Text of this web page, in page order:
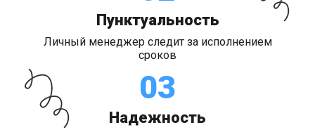
Пунктуальность
Личный менеджер следит за исполнением
сроков
03
Надежность